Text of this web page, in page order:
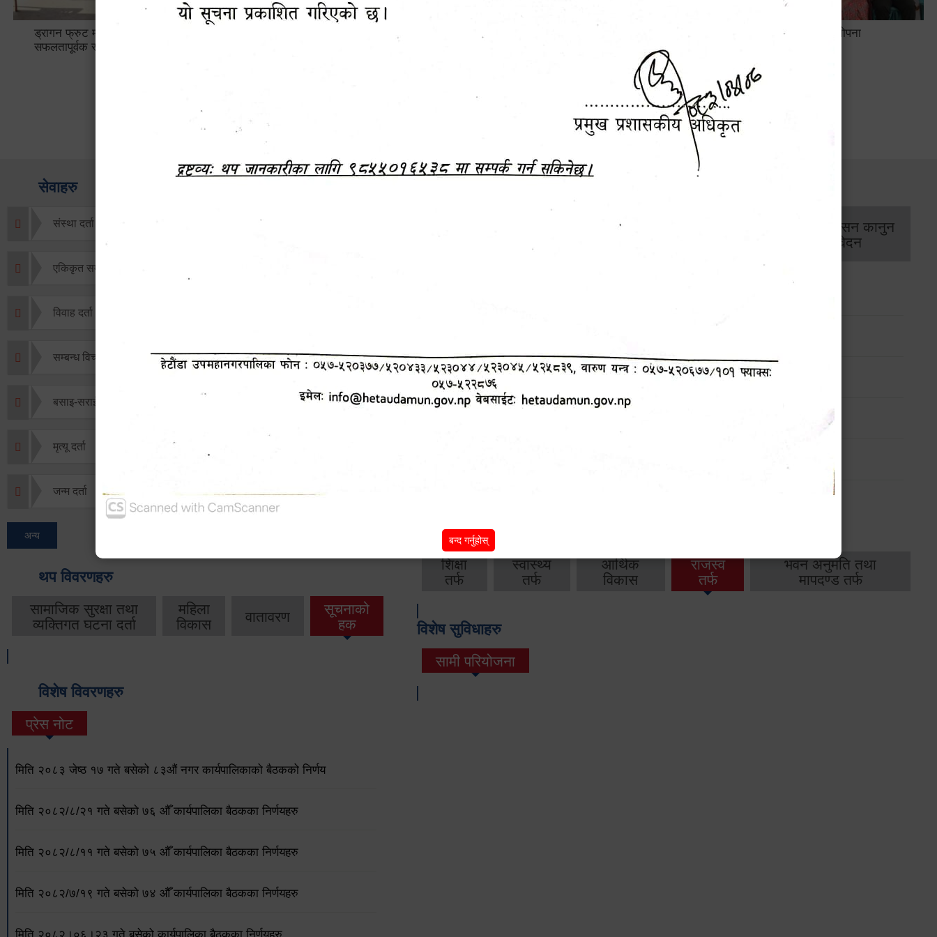
ड्रागन फ्रुट महोत्सव–२०८३
सफलतापूर्वक सम्पन्न!
पूर्ण खोप सुनिश्चित तथा दिगोपना
सेवाहरु
संस्था दर्ता सिफारिस
एकिकृत सम्पत्ति कर/घर जग्गा कर
विवाह दर्ता
सम्बन्ध विच्छेद दर्ता
बसाइ-सराई जाने/आउने दर्ता
मृत्यू दर्ता
जन्म दर्ता
अन्य
थप विवरणहरु
सामाजिक सुरक्षा तथा
व्यक्तिगत घटना दर्ता
महिला
विकास
वातावरण
सूचनाको
हक
विशेष विवरणहरु
प्रेस नोट
मिति २०८३ जेष्ठ १७ गते बसेको ८३औं नगर कार्यपालिकाको बैठकको निर्णय
मिति २०८२/८/२१ गते बसेको ७६ औँ कार्यपालिका बैठकका निर्णयहरु
मिति २०८२/८/११ गते बसेको ७५ औँ कार्यपालिका बैठकका निर्णयहरु
मिति २०८२/७/१९ गते बसेको ७४ औँ कार्यपालिका बैठकका निर्णयहरु
आर्थिक प्रशासन कानुन
/ प्रतिवेदन
आ.व. २०८१/०८२ को वार्षिक बजेट, नीति तथा कार्यक्रम
अन्य विवरणहरु
शिक्षा
तर्फ
स्वास्थ्य
तर्फ
आर्थिक
विकास
राजस्व
तर्फ
भवन अनुमति तथा
मापदण्ड तर्फ
विशेष सुविधाहरु
सामी परियोजना
(active tab)
बन्द गर्नुहोस्